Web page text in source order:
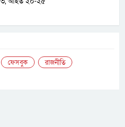
ফেসবুক
রাজনীতি